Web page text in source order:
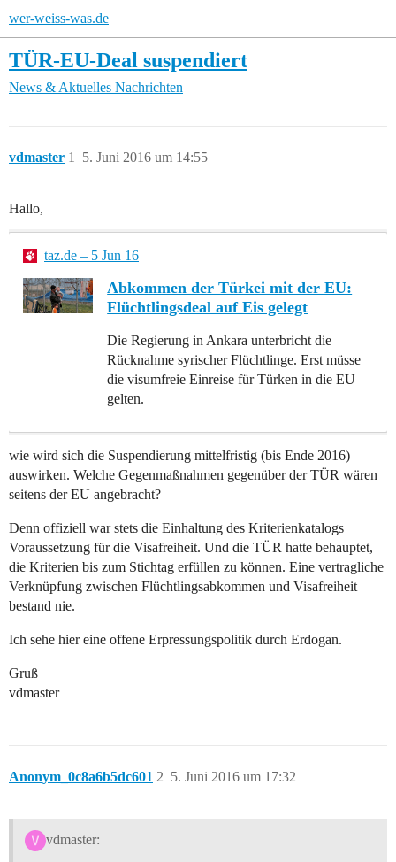
wer-weiss-was.de
TÜR-EU-Deal suspendiert
News & Aktuelles Nachrichten
vdmaster 5. Juni 2016 um 14:55
1
Hallo,
taz.de – 5 Jun 16
Abkommen der Türkei mit der EU:
Flüchtlingsdeal auf Eis gelegt
Die Regierung in Ankara unterbricht die
Rücknahme syrischer Flüchtlinge. Erst müsse
die visumfreie Einreise für Türken in die EU
gelten.
wie wird sich die Suspendierung mittelfristig (bis Ende 2016)
auswirken. Welche Gegenmaßnahmen gegenüber der TÜR wären
seitens der EU angebracht?
Denn offiziell war stets die Einhaltung des Kriterienkatalogs
Voraussetzung für die Visafreiheit. Und die TÜR hatte behauptet,
die Kriterien bis zum Stichtag erfüllen zu können. Eine vertragliche
Verknüpfung zwischen Flüchtlingsabkommen und Visafreiheit
bestand nie.
Ich sehe hier eine offene Erpressungspolitik durch Erdogan.
Gruß
vdmaster
Anonym_0c8a6b5dc601 5. Juni 2016 um 17:32
2
vdmaster: